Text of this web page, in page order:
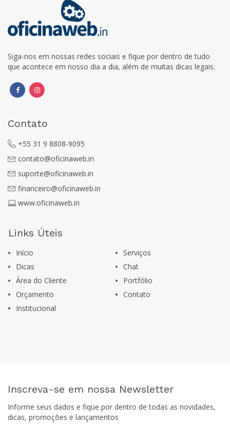
Siga-nos em nossas redes sociais e fique por dentro de tudo
que acontece em nosso dia a dia, além de muitas dicas legais.
Contato
+55 31 9 8808-9095
contato@oficinaweb.in
suporte@oficinaweb.in
financeiro@oficinaweb.in
www.oficinaweb.in
Links Úteis
Início
Serviços
Dicas
Chat
Área do Cliente
Portfólio
Orçamento
Contato
Institucional
Inscreva-se em nossa Newsletter
Informe seus dados e fique por dentro de todas as novidades,
dicas, promoções e lançamentos